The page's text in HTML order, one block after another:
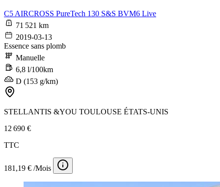
C5 AIRCROSS PureTech 130 S&S BVM6 Live
71 521 km
2019-03-13
Essence sans plomb
Manuelle
6,8 l/100km
D (153 g/km)
STELLANTIS &YOU TOULOUSE ÉTATS-UNIS
12 690 €
TTC
181,19 € /Mois